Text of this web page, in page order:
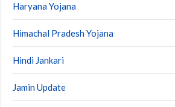
Haryana Yojana
Himachal Pradesh Yojana
Hindi Jankari
Jamin Update